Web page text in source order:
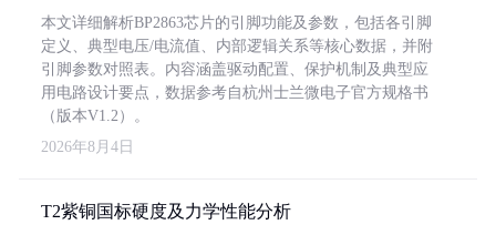
本文详细解析BP2863芯片的引脚功能及参数，包括各引脚
定义、典型电压/电流值、内部逻辑关系等核心数据，并附
引脚参数对照表。内容涵盖驱动配置、保护机制及典型应
用电路设计要点，数据参考自杭州士兰微电子官方规格书
（版本V1.2）。
2026年8月4日
T2紫铜国标硬度及力学性能分析